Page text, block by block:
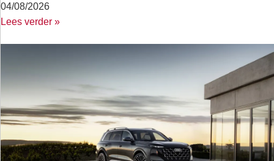
04/08/2026
Lees verder »